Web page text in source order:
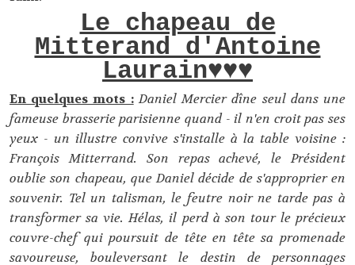
Le chapeau de
Mitterand d'Antoine
Laurain♥♥♥
En quelques mots : Daniel Mercier dîne seul dans une
fameuse brasserie parisienne quand - il n'en croit pas ses
yeux - un illustre convive s'installe à la table voisine :
François Mitterrand. Son repas achevé, le Président
oublie son chapeau, que Daniel décide de s'approprier en
souvenir. Tel un talisman, le feutre noir ne tarde pas à
transformer sa vie. Hélas, il perd à son tour le précieux
couvre-chef qui poursuit de tête en tête sa promenade
savoureuse, bouleversant le destin de personnages